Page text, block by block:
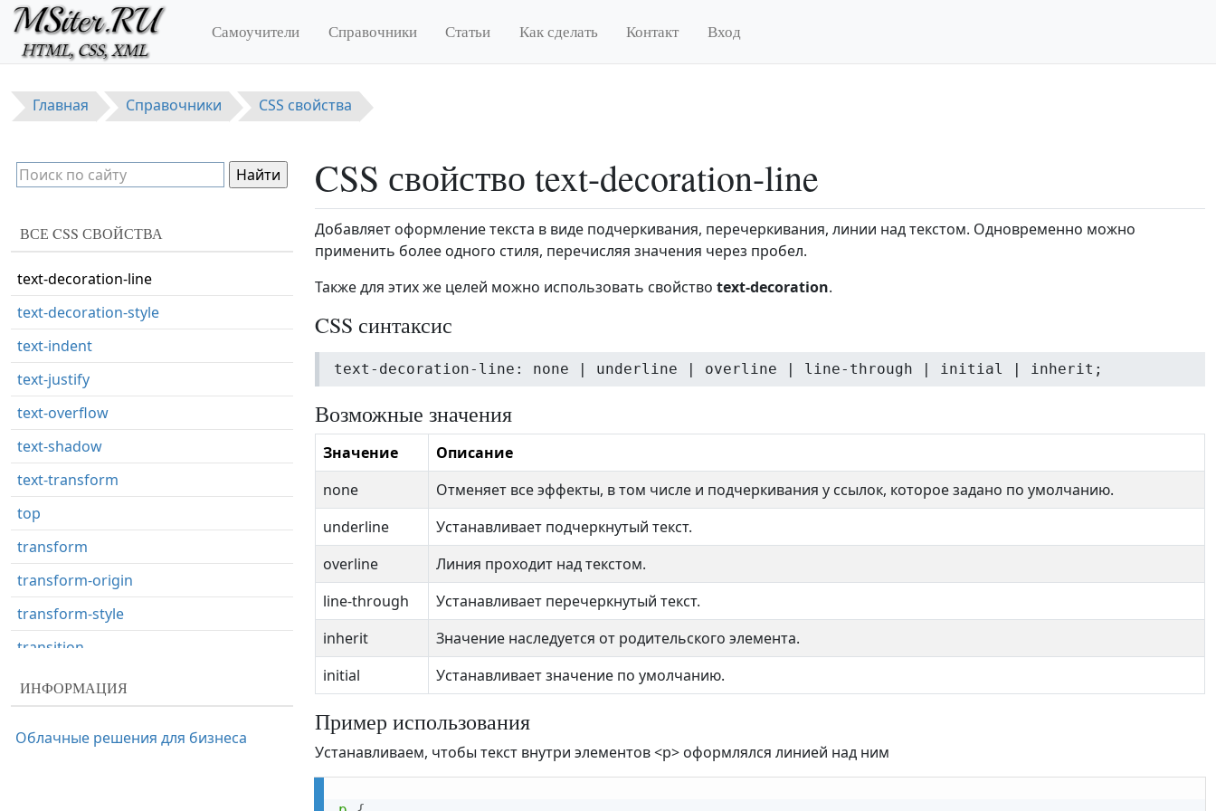
Перейти к основному содержанию
Самоучители Справочники Статьи Как сделать Контакт Вход
Главная Справочники CSS свойства
CSS свойство text-decoration-line
Добавляет оформление текста в виде подчеркивания, перечеркивания, линии над текстом. Одновременно можно
применить более одного стиля, перечисляя значения через пробел.
Также для этих же целей можно использовать свойство text-decoration.
CSS синтаксис
text-decoration-line: none | underline | overline | line-through | initial | inherit;
Возможные значения
Значение
Описание
none
Отменяет все эффекты, в том числе и подчеркивания у ссылок, которое задано по умолчанию.
underline
Устанавливает подчеркнутый текст.
overline
Линия проходит над текстом.
line-through
Устанавливает перечеркнутый текст.
inherit
Значение наследуется от родительского элемента.
initial
Устанавливает значение по умолчанию.
Пример использования
Устанавливаем, чтобы текст внутри элементов <p> оформлялся линией над ним
ВСЕ CSS СВОЙСТВА
resize
right
table-layout
text-align-last
text-decoration-color
text-decoration-line
text-decoration-style
text-indent
text-justify
text-overflow
text-shadow
text-transform
top
transform
transform-origin
transform-style
transition
transition-delay
transition-property
ИНФОРМАЦИЯ
Облачные решения для бизнеса